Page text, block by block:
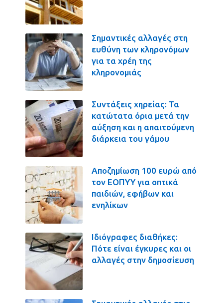
Σημαντικές αλλαγές στη
ευθύνη των κληρονόμων
για τα χρέη της
κληρονομιάς
Συντάξεις χηρείας: Τα
κατώτατα όρια μετά την
αύξηση και η απαιτούμενη
διάρκεια του γάμου
Αποζημίωση 100 ευρώ από
τον ΕΟΠΥΥ για οπτικά
παιδιών, εφήβων και
ενηλίκων
Ιδιόγραφες διαθήκες:
Πότε είναι έγκυρες και οι
αλλαγές στην δημοσίευση